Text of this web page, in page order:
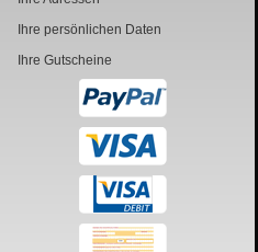
Ihre persönlichen Daten
Ihre Gutscheine